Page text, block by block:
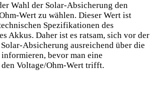
‌Wahl der Solar-Absicherung‌ den
Wert zu wählen. Dieser Wert ist
Spezifikationen ⁣des
Akkus.​ Daher⁣ ist​ es ‌ratsam, sich​ vor der
Absicherung ausreichend über die
bevor ‌man eine
Voltage/Ohm-Wert trifft.